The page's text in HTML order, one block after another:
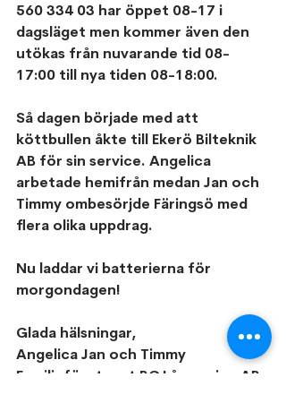
560 334 03 har öppet 08-17 i
dagsläget men kommer även den
utökas från nuvarande tid 08-
17:00 till nya tiden 08-18:00.
Så dagen började med att
köttbullen åkte till Ekerö Bilteknik
AB för sin service. Angelica
arbetade hemifrån medan Jan och
Timmy ombesörjde Färingsö med
flera olika uppdrag.
Nu laddar vi batterierna för
morgondagen!
Glada hälsningar,
Angelica Jan och Timmy
Familjeföretaget BC Låsservice AB